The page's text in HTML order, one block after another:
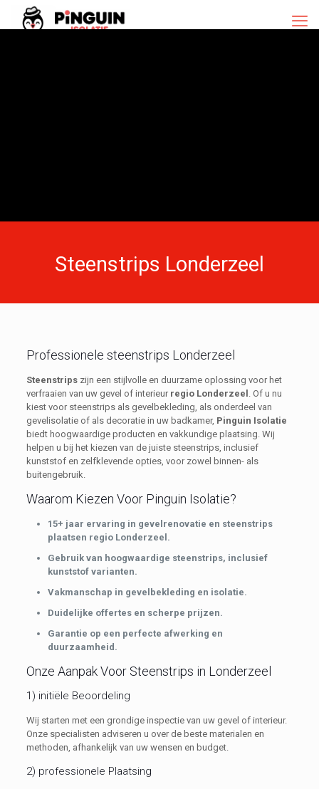
Steenstrips Londerzeel
Professionele steenstrips Londerzeel
Steenstripszijn een stijlvolle en duurzame oplossing voor het
verfraaien van uw gevel of interieur regio Londerzeel . Of u nu
kiest voor steenstrips als gevelbekleding, als onderdeel van
gevelisolatie of als decoratie in uw badkamer, Pinguin Isolatie
biedt hoogwaardige producten en vakkundige plaatsing. Wij
helpen u bij het kiezen van de juiste steenstrips, inclusief
kunststof en zelfklevende opties, voor zowel binnen- als
buitengebruik.
Waarom Kiezen Voor Pinguin Isolatie?
15+ jaar ervaring in gevelrenovatie en steenstrips
plaatsen regio Londerzeel.
Gebruik van hoogwaardige steenstrips, inclusief
kunststof varianten.
Vakmanschap in gevelbekleding en isolatie.
Duidelijke offertes en scherpe prijzen.
Garantie op een perfecte afwerking en
duurzaamheid.
Onze Aanpak Voor Steenstrips in Londerzeel
1) initiële Beoordeling
Wij starten met een grondige inspectie van uw gevel of interieur.
Onze specialisten adviseren u over de beste materialen en
methoden, afhankelijk van uw wensen en budget.
2) professionele Plaatsing